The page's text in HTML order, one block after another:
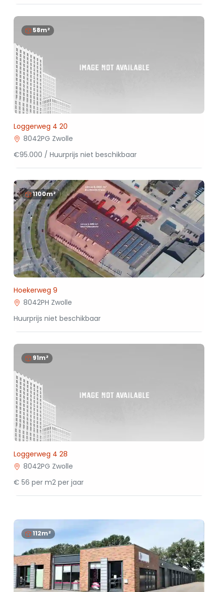
58m²
Loggerweg 4 20
8042PG Zwolle
€95.000 / Huurprijs niet beschikbaar
1100m²
Hoekerweg 9
8042PH Zwolle
Huurprijs niet beschikbaar
91m²
Loggerweg 4 28
8042PG Zwolle
€ 56 per m2 per jaar
112m²